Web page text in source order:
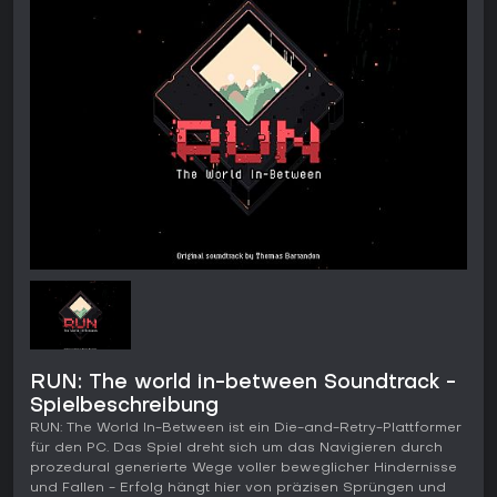
RUN: The world in-between Soundtrack -
Spielbeschreibung
RUN: The World In-Between ist ein Die-and-Retry-Plattformer
für den PC. Das Spiel dreht sich um das Navigieren durch
prozedural generierte Wege voller beweglicher Hindernisse
und Fallen - Erfolg hängt hier von präzisen Sprüngen und